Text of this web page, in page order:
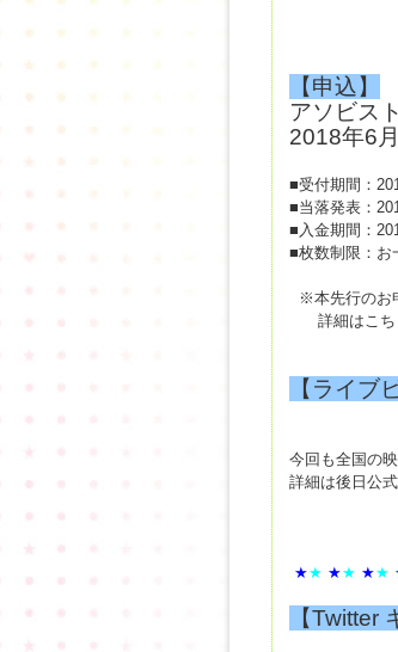
【申込】
アソビス
2018年6
■受付期間：
■当落発表：
■入金期間：
■枚数制限：お
※本先行のお
詳細はこ
【ライブ
今回も全国の
詳細は後日公
★★ ★★ ★★
【Twitter